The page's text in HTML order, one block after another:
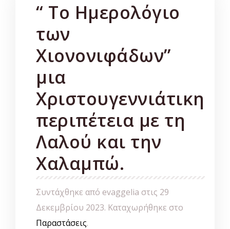
“ Το Ημερολόγιο
των
Χιονονιφάδων”
μια
Χριστουγεννιάτικη
περιπέτεια με τη
Λαλού και την
Χαλαμπώ.
Συντάχθηκε από evaggelia στις 29
Δεκεμβρίου 2023. Καταχωρήθηκε στο
Παραστάσεις.